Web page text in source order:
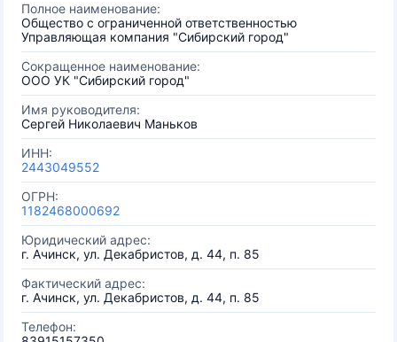
Полное наименование:
Общество с ограниченной ответственностью
Управляющая компания "Сибирский город"
Сокращенное наименование:
ООО УК "Сибирский город"
Имя руководителя:
Сергей Николаевич Маньков
ИНН:
2443049552
ОГРН:
1182468000692
Юридический адрес:
г. Ачинск, ул. Декабристов, д. 44, п. 85
Фактический адрес:
г. Ачинск, ул. Декабристов, д. 44, п. 85
Телефон: